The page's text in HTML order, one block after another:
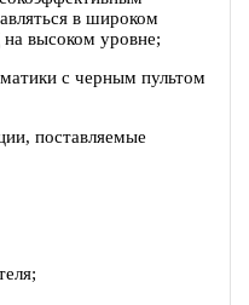
в широком
высоком уровне;
с черным пультом
поставляемые